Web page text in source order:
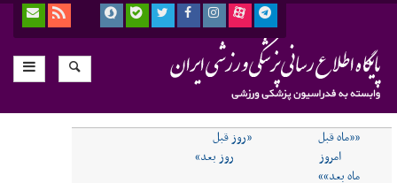
««ماه قبل
«روز قبل
امروز
روز بعد»
ماه بعد»»